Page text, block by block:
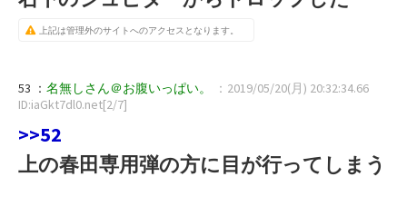
上記は管理外のサイトへのアクセスとなります。
53 ： 名無しさん＠お腹いっぱい。
：2019/05/20(月) 20:32:34.66
ID:iaGkt7dl0.net[2/7]
>>52
上の春田専用弾の方に目が行ってしまう